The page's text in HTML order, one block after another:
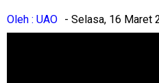
Oleh : UAO - Selasa, 16 Maret